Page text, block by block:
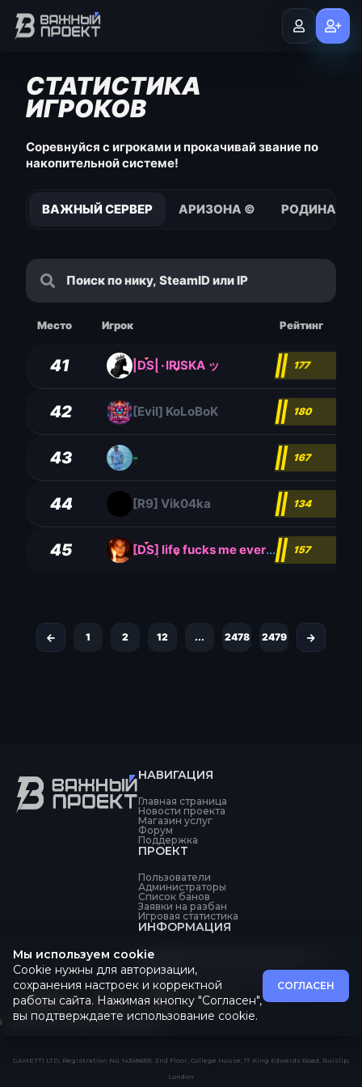
СТАТИСТИКА
ИГРОКОВ
Соревнуйся с игроками и прокачивай звание по
накопительной системе!
ВАЖНЫЙ СЕРВЕР АРИЗОНА © РОДИНА ©
Место Игрок Рейтинг
41 |DS|٠IRISKA ッ 177
42 [Evil] KoLoBoK 180
43 - 167
44 [R9] Vik04ka 134
45 [DS] life fucks me everyday 157
1 2 12 ... 2478 2479
НАВИГАЦИЯ
Главная страница
Новости проекта
Магазин услуг
Форум
Поддержка
ПРОЕКТ
Пользователи
Администраторы
Список банов
Заявки на разбан
Игровая статистика
ИНФОРМАЦИЯ
Об обработке персональных данных
Оферта
Пользовательское соглашение
Все системы в порядке
GAMETTI LTD, Registration No. 14348659, 2nd Floor, College House, 17 King Edwards Road, Ruislip,
London
Мы используем cookie
Cookie нужны для авторизации,
сохранения настроек и корректной
работы сайта. Нажимая кнопку "Согласен",
вы подтверждаете использование cookie.
СОГЛАСЕН